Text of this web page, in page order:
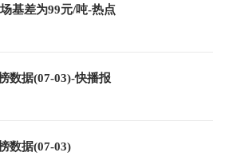
基差为99元/吨-热点
数据(07-03)-快播报
数据(07-03)